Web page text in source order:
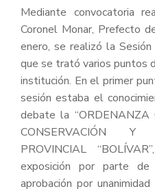
Mediante convocatoria
Coronel Monar, Prefecto
enero, se realizó la
que se trató varios puntos
institución. En el primer
sesión estaba el
debate la
CONSERVACIÓN Y
PROVINCIAL
exposición por parte
aprobación por